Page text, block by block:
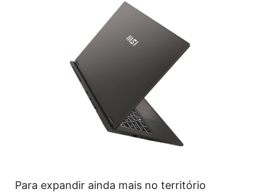
Para expandir ainda mais no território